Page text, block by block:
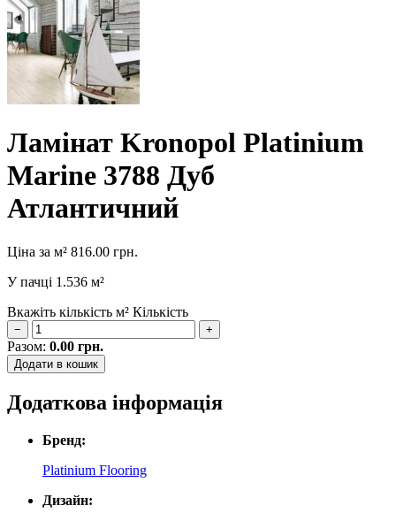
Ламінат Kronopol Platinium
Marine 3788 Дуб
Атлантичний
Ціна за м² 816.00 грн.
У пачці 1.536 м²
Вкажіть кількість м² Кількість
− +
Разом: 0.00 грн.
Додати в кошик
Додаткова інформація
Бренд:
Platinium Flooring
Дизайн: